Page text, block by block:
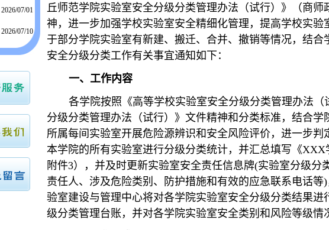
2026/07/01
2026/07/10
丘师范学院实验室安全分级分类管理办法（试行）》（商师
神，进一步加强学校实验室安全精细化管理，提高学校实
于部分学院实验室有新建、搬迁、合并、撤销等情况，结
安全分级分类工作有关事宜通知如下：
一、工作内容
各学院按照《高等学校实验室安全分级分类管理办法
分级分类管理办法（试行）》文件精神和分类标准，结合
所属每间实验室开展危险源辨识和安全风险评价，进一步
本学院的所有实验室进行分级分类统计，并汇总填写《
附件3），并及时更新实验室安全责任信息牌(实验室分级
责任人、涉及危险类别、防护措施和有效的应急联系电话
验室建设与管理中心将对各学院实验室安全分级分类结果
级分类管理台账，并对各学院实验室安全类别和风险等级情